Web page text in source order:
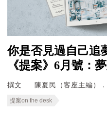
你是否見過自己
《提案》6月號：
撰文 陳夏民（客座主編）
提案on the desk